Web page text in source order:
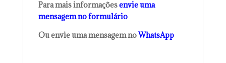
Para mais informaçõesenvie uma
mensagem no formulário
Ou envie uma mensagem noWhatsApp